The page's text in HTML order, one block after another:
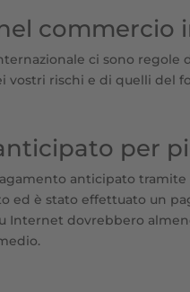
commercio
ci sono regole
vostri rischi e di quelli del
per
anticipato
ed è stato effettuato un
Internet dovrebbero